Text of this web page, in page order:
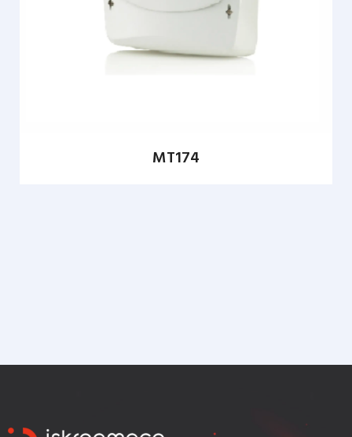
MT174